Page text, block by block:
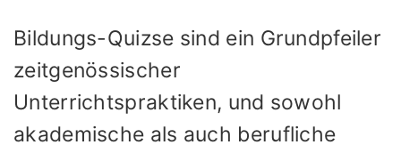
Bildungs-Quizse sind ein Grundpfeiler
zeitgenössischer
Unterrichtspraktiken, und sowohl
akademische als auch berufliche